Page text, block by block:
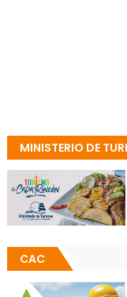
MINISTERIO DE
CAC